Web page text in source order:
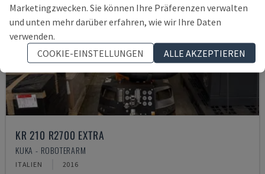
KR 210 R2700 EXTRA
KUKA - ROBOTERARM
ITALIEN 2016
Marketingzwecken. Sie können Ihre Präferenzen verwalten
und unten mehr darüber erfahren, wie wir Ihre Daten
verwenden.
COOKIE-EINSTELLUNGEN
ALLE AKZEPTIEREN